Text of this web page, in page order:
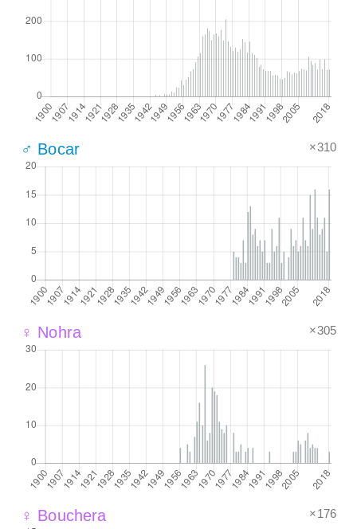
♂ Bocar ×310
♀ Nohra ×305
♀ Bouchera ×176